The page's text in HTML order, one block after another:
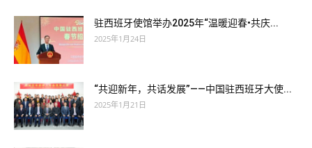
驻西班牙使馆举办2025年“温暖迎春•共庆...
2025年1月24日
“共迎新年，共话发展”——中国驻西班牙大使...
2025年1月21日